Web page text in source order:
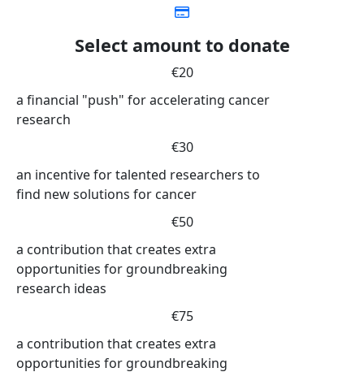
Select amount to donate
€20
a financial "push" for accelerating cancer
research
€30
an incentive for talented researchers to
find new solutions for cancer
€50
a contribution that creates extra
opportunities for groundbreaking
research ideas
€75
a contribution that creates extra
opportunities for groundbreaking